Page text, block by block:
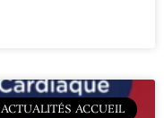
ACTUALITÉS ACCUEIL